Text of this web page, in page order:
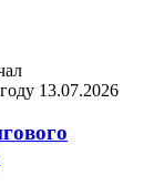
13.07.2026